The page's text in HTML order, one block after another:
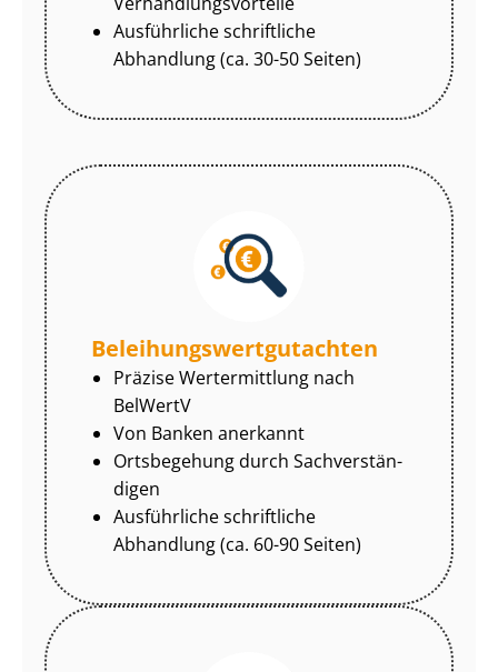
Ausführliche schriftliche
Abhandlung (ca. 30-50 Seiten)
Be­lei­hungs­wert­gut­ach­ten
Präzise Wertermittlung nach
BelWertV
Von Banken anerkannt
Ortsbegehung durch Sach­ver­stän­
di­gen
Ausführliche schriftliche
Abhandlung (ca. 60-90 Seiten)